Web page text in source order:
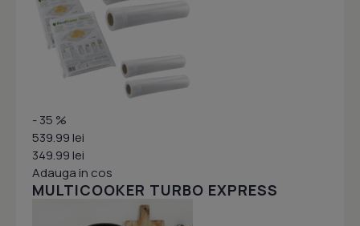
- 35 %
539.99 lei
349.99 lei
Adauga in cos
MULTICOOKER TURBO EXPRESS